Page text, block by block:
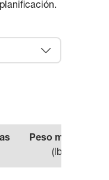
Peso máximo
(lbs